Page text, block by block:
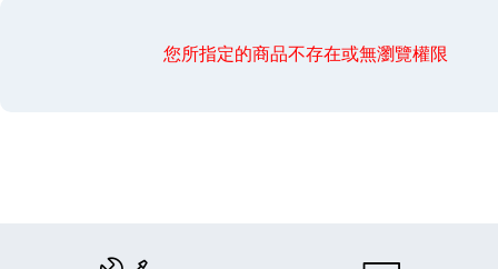
您所指定的商品不存在或無瀏覽權限